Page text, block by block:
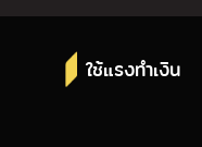
ใช้แรงทำเงิน